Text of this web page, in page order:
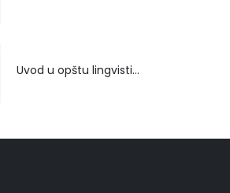
Uvod u opštu lingvistiku